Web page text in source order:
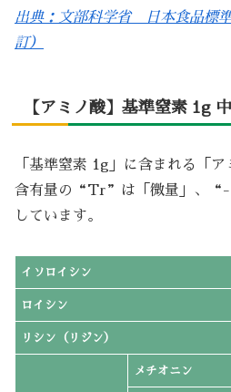
出典：文部科学省 日本食品標
訂）
【アミノ酸】基準窒素 1g 中
「基準窒素 1g」に含まれる「ア
含有量の“Tr”は「微量」、“-
しています。
イソロイシン
ロイシン
リシン（リジン）
メチオニン